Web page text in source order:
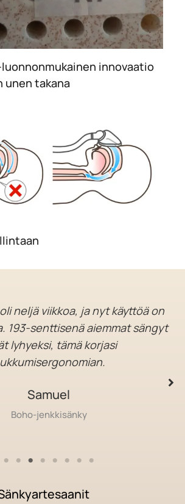
innovaatio
unen takana
neljä viikkoa, ja nyt käyttöä on
193-senttisenä aiemmat sängyt
lyhyeksi, tämä korjasi
Samuel
Boho-jenkkisänky